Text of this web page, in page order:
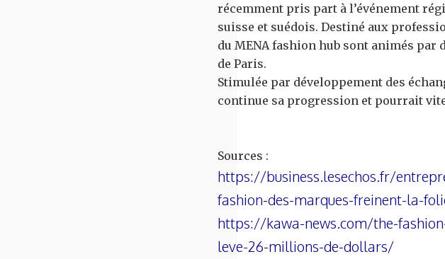
récemment pris part à l’événement
suisse et suédois. Destiné aux
du MENA fashion hub sont animés
de Paris.
Stimulée par développement des
continue sa progression et pourrait
Sources :
https://business.lesechos.fr/
fashion-des-marques-freinent-la-
https://kawa-news.com/the-
leve-26-millions-de-dollars/